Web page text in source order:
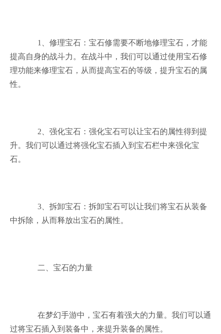
1、修理宝石：宝石修需要不断地修理宝石，才能
提高自身的战斗力。在战斗中，我们可以通过使用宝石修
理功能来修理宝石，从而提高宝石的等级，提升宝石的属
性。
2、强化宝石：强化宝石可以让宝石的属性得到提
升。我们可以通过将强化宝石插入到宝石栏中来强化宝
石。
3、拆卸宝石：拆卸宝石可以让我们将宝石从装备
中拆除，从而释放出宝石的属性。
二、宝石的力量
在梦幻手游中，宝石有着强大的力量。我们可以通
过将宝石插入到装备中，来提升装备的属性。